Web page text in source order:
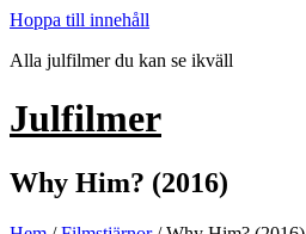
Hoppa till innehåll
Alla julfilmer du kan se ikväll
Julfilmer
Why Him? (2016)